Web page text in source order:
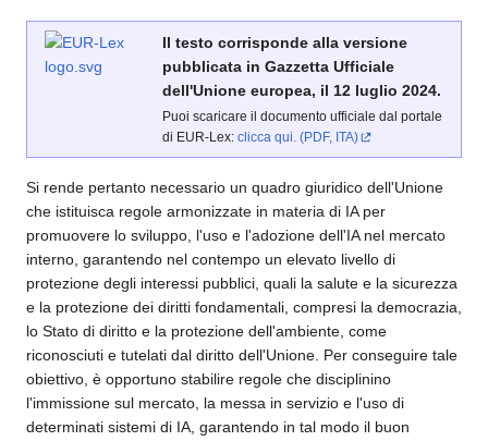
Il testo corrisponde alla versione
pubblicata in Gazzetta Ufficiale
dell'Unione europea, il 12 luglio 2024.
Puoi scaricare il documento ufficiale dal portale
di EUR-Lex: clicca qui. (PDF, ITA)
Si rende pertanto necessario un quadro giuridico dell'Unione
che istituisca regole armonizzate in materia di IA per
promuovere lo sviluppo, l'uso e l'adozione dell'IA nel mercato
interno, garantendo nel contempo un elevato livello di
protezione degli interessi pubblici, quali la salute e la sicurezza
e la protezione dei diritti fondamentali, compresi la democrazia,
lo Stato di diritto e la protezione dell'ambiente, come
riconosciuti e tutelati dal diritto dell'Unione. Per conseguire tale
obiettivo, è opportuno stabilire regole che disciplinino
l'immissione sul mercato, la messa in servizio e l'uso di
determinati sistemi di IA, garantendo in tal modo il buon